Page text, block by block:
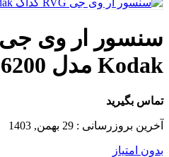
Kodak مدل 6200
تماس بگیرید
آخرین بروزرسانی : 29 بهمن, 1403
بدون امتیاز